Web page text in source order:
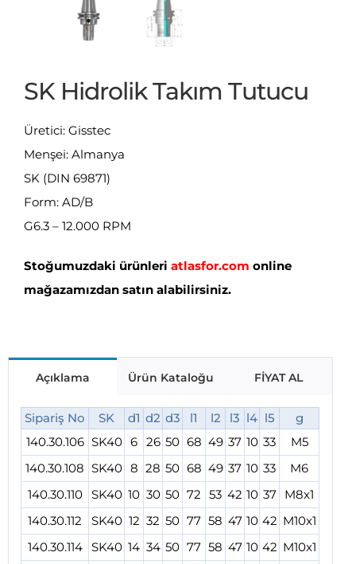
SK Hidrolik Takım Tutucu
Üretici: Gisstec
Menşei: Almanya
SK (DIN 69871)
Form: AD/B
G6.3 – 12.000 RPM
Stoğumuzdaki ürünleri atlasfor.com online
mağazamızdan satın alabilirsiniz.
Açıklama Ürün Kataloğu FİYAT AL
Sipariş No SK d1 d2 d3 l1 l2 l3 l4 l5
g
140.30.106 SK40 6 26 50 68 49 37 10 33
M5
140.30.108 SK40 8 28 50 68 49 37 10 33
M6
140.30.110 SK40 10 30 50 72 53 42 10 37 M8x1
140.30.112
SK40 12 32 50 77 58 47 10 42 M10x1
140.30.114 SK40 14 34 50 77 58 47 10 42 M10x1